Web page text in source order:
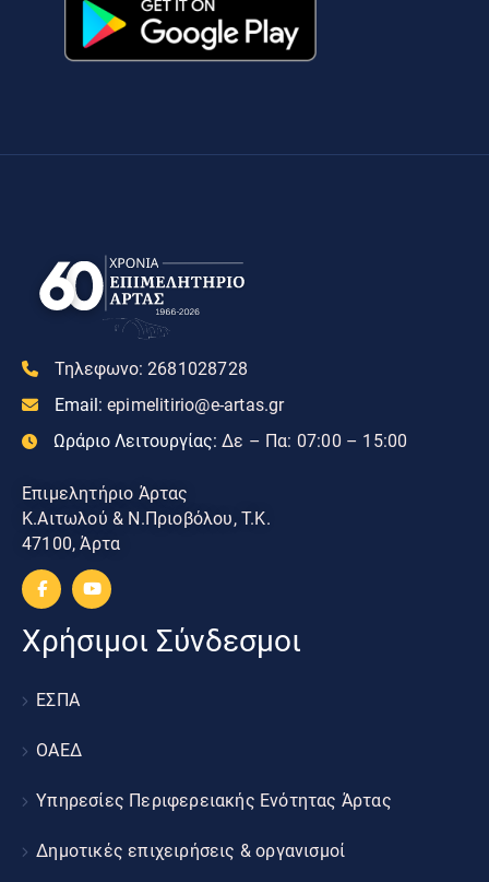
Τηλεφωνο: 2681028728
Email: epimelitirio@e-artas.gr
Ωράριο Λειτουργίας: Δε – Πα: 07:00 – 15:00
Επιμελητήριο Άρτας
Κ.Αιτωλού & Ν.Πριοβόλου, Τ.Κ.
47100, Άρτα
Χρήσιμοι Σύνδεσμοι
ΕΣΠΑ
ΟΑΕΔ
Υπηρεσίες Περιφερειακής Ενότητας Άρτας
Δημοτικές επιχειρήσεις & οργανισμοί